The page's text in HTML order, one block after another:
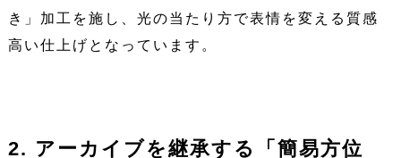
き」加工を施し、光の当たり方で表情を変える質感
高い仕上げとなっています。
2. アーカイブを継承する「簡易方位